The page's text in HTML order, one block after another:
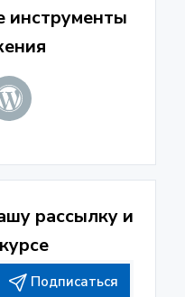
инструменты
рассылку и
Подписаться